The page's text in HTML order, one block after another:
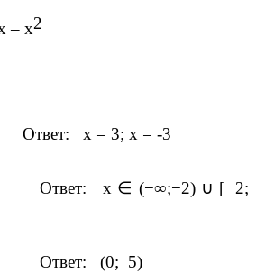
– х2
х = 3; х = -3
Ответ: х ∈ (−∞;−2) ∪ [2;
Ответ: (0; 5)